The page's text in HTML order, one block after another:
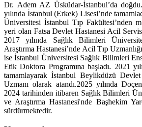
Dr. Adem AZ Üsküdar-İstanbul’da
yılında İstanbul (Erkek) Lisesi’nde
Üniversitesi İstanbul Tıp Fakültesi’nden
yeri olan Fatsa Devlet Hastanesi Acil
2017 yılında Sağlık Bilimleri
Araştırma Hastanesi’nde Acil Tıp
ise İstanbul Üniversitesi Sağlık Bilimleri
Etik Doktora Programına başladı. 2021
tamamlayarak İstanbul Beylikdüzü
Uzmanı olarak atandı.2025 yılında
2024 tarihinden itibaren Sağlık Bilimleri
ve Araştırma Hastanesi'nde Başhekim
sürdürmektedir.